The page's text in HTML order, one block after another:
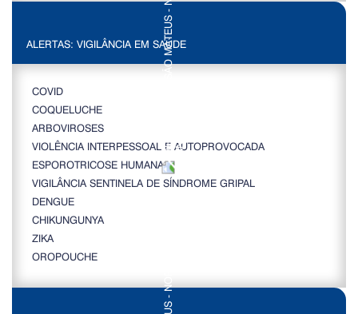
ALERTAS: VIGILÂNCIA EM SAÚDE
COVID
COQUELUCHE
ARBOVIROSES
VIOLÊNCIA INTERPESSOAL E AUTOPROVOCADA
ESPOROTRICOSE HUMANA
VIGILÂNCIA SENTINELA DE SÍNDROME GRIPAL
DENGUE
CHIKUNGUNYA
ZIKA
OROPOUCHE